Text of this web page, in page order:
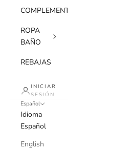
COMPLEMENTOS
ROPA
BAÑO
REBAJAS
INICIAR
SESIÓN
Español
Idioma
Español
English